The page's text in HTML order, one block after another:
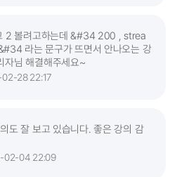
2 볼려고하는데 &#34 200 , strea
라는 문구가 뜨면서 안나오는 강
자님 해결해주세요~
28 22:17
도 잘 보고 있습니다. 좋은 강의 감
02-04 22:09